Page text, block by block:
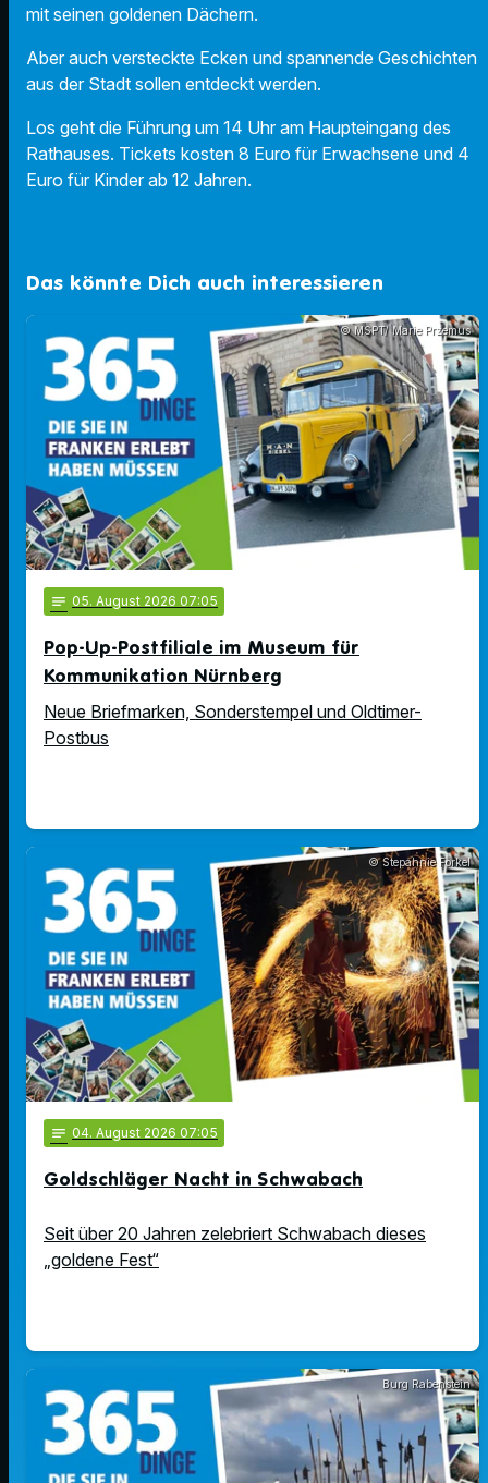
mit seinen goldenen Dächern.
Aber auch versteckte Ecken und spannende Geschichten
aus der Stadt sollen entdeckt werden.
Los geht die Führung um 14 Uhr am Haupteingang des
Rathauses. Tickets kosten 8 Euro für Erwachsene und 4
Euro für Kinder ab 12 Jahren.
Das könnte Dich auch interessieren
© MSPT/ Marie Przemus
notes 05. August 2026 07:05
Pop-Up-Postfiliale im Museum für
Kommunikation Nürnberg
Neue Briefmarken, Sonderstempel und Oldtimer-
Postbus
© Stepahnie Forkel
notes 04. August 2026 07:05
Goldschläger Nacht in Schwabach
Seit über 20 Jahren zelebriert Schwabach dieses
„goldene Fest“
Burg Rabenstein